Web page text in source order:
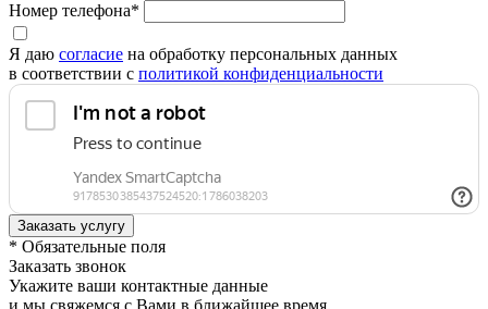
Номер телефона*
Я даю согласие на обработку персональных данных
в соответствии с политикой конфиденциальности
* Обязательные поля
Заказать звонок
Укажите ваши контактные данные
и мы свяжемся с Вами в ближайшее время.